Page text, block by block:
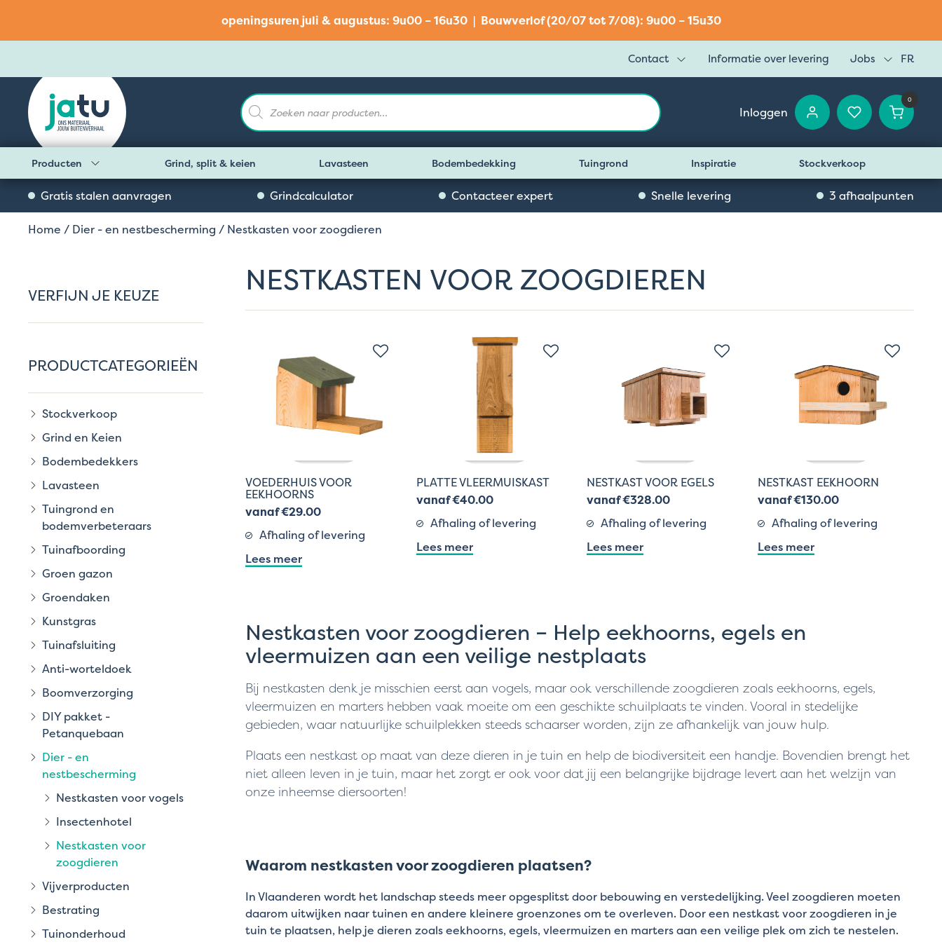
openingsuren juli & augustus: 9u00 – 16u30 | Bouwverlof (20/07 tot 7/08): 9u00 – 15u30
Contact Informatie over levering Jobs FR
Producten
zoeken Inloggen
0
Producten Grind, split & keien Lavasteen Bodembedekking Tuingrond Inspiratie Stockverkoop
Gratis stalen aanvragen Grindcalculator Contacteer expert Snelle levering 3 afhaalpunten
Home / Dier - en nestbescherming / Nestkasten voor zoogdieren
NESTKASTEN VOOR ZOOGDIEREN
VOEDERHUIS VOOR
EEKHOORNS
vanaf €29.00
Afhaling of levering
Lees meer
PLATTE VLEERMUISKAST
vanaf €40.00
Afhaling of levering
Lees meer
NESTKAST VOOR EGELS
vanaf €328.00
Afhaling of levering
Lees meer
NESTKAST EEKHOORN
vanaf €130.00
Afhaling of levering
Lees meer
Nestkasten voor zoogdieren – Help eekhoorns, egels en
vleermuizen aan een veilige nestplaats
Bij nestkasten denk je misschien eerst aan vogels, maar ook verschillende zoogdieren zoals eekhoorns, egels,
vleermuizen en marters hebben vaak moeite om een geschikte schuilplaats te vinden. Vooral in stedelijke
gebieden, waar natuurlijke schuilplekken steeds schaarser worden, zijn ze afhankelijk van jouw hulp.
Plaats een nestkast op maat van deze dieren in je tuin en help de biodiversiteit een handje. Bovendien brengt het
niet alleen leven in je tuin, maar het zorgt er ook voor dat jij een belangrijke bijdrage levert aan het welzijn van
onze inheemse diersoorten!
Waarom nestkasten voor zoogdieren plaatsen?
In Vlaanderen wordt het landschap steeds meer opgesplitst door bebouwing en verstedelijking. Veel zoogdieren moeten
daarom uitwijken naar tuinen en andere kleinere groenzones om te overleven. Door een nestkast voor zoogdieren in je
tuin te plaatsen, help je dieren zoals eekhoorns, egels, vleermuizen en marters aan een veilige plek om zich te nestelen.
VERFIJN JE KEUZE
PRODUCTCATEGORIEËN
Stockverkoop
Grind en Keien
Bodembedekkers
Lavasteen
Tuingrond en
bodemverbeteraars
Tuinafboording
Groen gazon
Groendaken
Kunstgras
Tuinafsluiting
Anti-worteldoek
Boomverzorging
DIY pakket -
Petanquebaan
Dier - en
nestbescherming
Nestkasten voor vogels
Insectenhotel
Nestkasten voor
zoogdieren
Vijverproducten
Bestrating
Tuinonderhoud